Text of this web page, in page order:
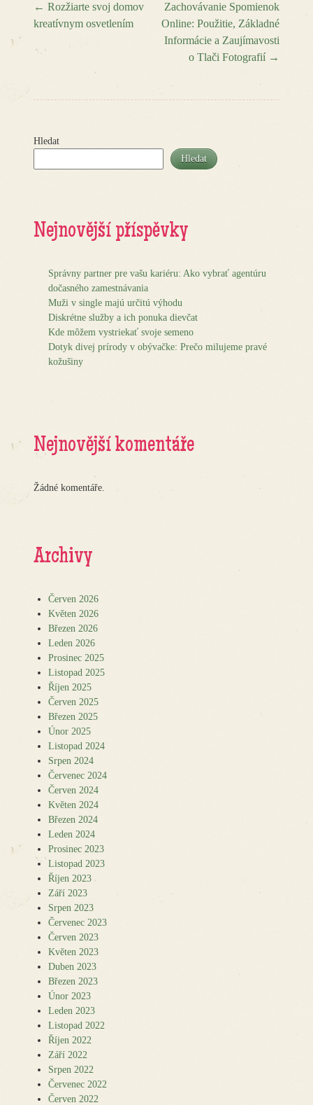
Post navigation
← Rozžiarte svoj domov
kreatívnym osvetlením
Zachovávanie Spomienok
Online: Použitie, Základné
Informácie a Zaujímavosti
o Tlači Fotografií →
Hledat
Hledat
Nejnovější příspěvky
Správny partner pre vašu kariéru: Ako vybrať agentúru
dočasného zamestnávania
Muži v single majú určitú výhodu
Diskrétne služby a ich ponuka dievčat
Kde môžem vystriekať svoje semeno
Dotyk divej prírody v obývačke: Prečo milujeme pravé
kožušiny
Nejnovější komentáře
Žádné komentáře.
Archivy
Červen 2026
Květen 2026
Březen 2026
Leden 2026
Prosinec 2025
Listopad 2025
Říjen 2025
Červen 2025
Březen 2025
Únor 2025
Listopad 2024
Srpen 2024
Červenec 2024
Červen 2024
Květen 2024
Březen 2024
Leden 2024
Prosinec 2023
Listopad 2023
Říjen 2023
Září 2023
Srpen 2023
Červenec 2023
Červen 2023
Květen 2023
Duben 2023
Březen 2023
Únor 2023
Leden 2023
Listopad 2022
Říjen 2022
Září 2022
Srpen 2022
Červenec 2022
Červen 2022